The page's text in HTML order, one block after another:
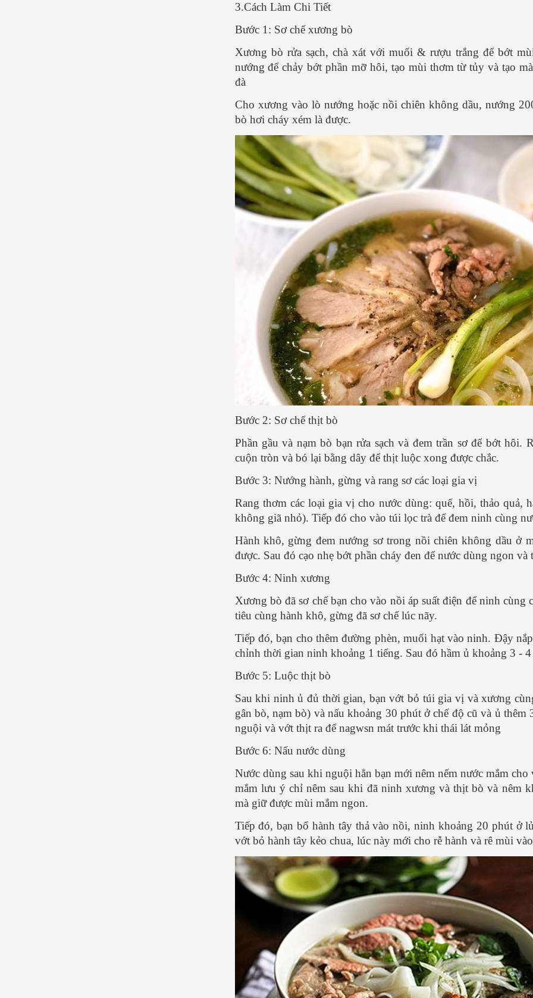
3.Cách Làm Chi Tiết
Bước 1: Sơ chế xương bò
Xương bò rửa sạch, chà xát với muối & rượu trắng để bớt
nướng để chảy bớt phần mỡ hôi, tạo mùi thơm từ tủy và tạo
đà
Cho xương vào lò nướng hoặc nồi chiên không dầu, nướng
bò hơi cháy xém là được.
Bước 2: Sơ chế thịt bò
Phần gầu và nạm bò bạn rửa sạch và đem trần sơ để bớt hôi.
cuộn tròn và bó lại bằng dây để thịt luộc xong được chắc.
Bước 3: Nướng hành, gừng và rang sơ các loại gia vị
Rang thơm các loại gia vị cho nước dùng: quế, hồi, thảo quả,
không giã nhỏ). Tiếp đó cho vào túi lọc trà để đem ninh cùng
Hành khô, gừng đem nướng sơ trong nồi chiên không dầu ở
được. Sau đó cạo nhẹ bớt phần cháy đen để nước dùng ngon và
Bước 4: Ninh xương
Xương bò đã sơ chế bạn cho vào nồi áp suất điện để ninh
tiêu cùng hành khô, gừng đã sơ chế lúc nãy.
Tiếp đó, bạn cho thêm đường phèn, muối hạt vào ninh. Đậy
chỉnh thời gian ninh khoảng 1 tiếng. Sau đó hầm ủ khoảng 3 -
Bước 5: Luộc thịt bò
Sau khi ninh ủ đủ thời gian, bạn vớt bỏ túi gia vị và xương
gân bò, nạm bò) và nấu khoảng 30 phút ở chế độ cũ và ủ
nguội và vớt thịt ra để nagwsn mát trước khi thái lát mỏng
Bước 6: Nấu nước dùng
Nước dùng sau khi nguội hẳn bạn mới nêm nếm nước mắm
mắm lưu ý chỉ nêm sau khi đã ninh xương và thịt bò và nêm
mà giữ được mùi mắm ngon.
Tiếp đó, bạn bổ hành tây thả vào nồi, ninh khoảng 20 phút ở
vớt bỏ hành tây kẻo chua, lúc này mới cho rễ hành và rê mùi